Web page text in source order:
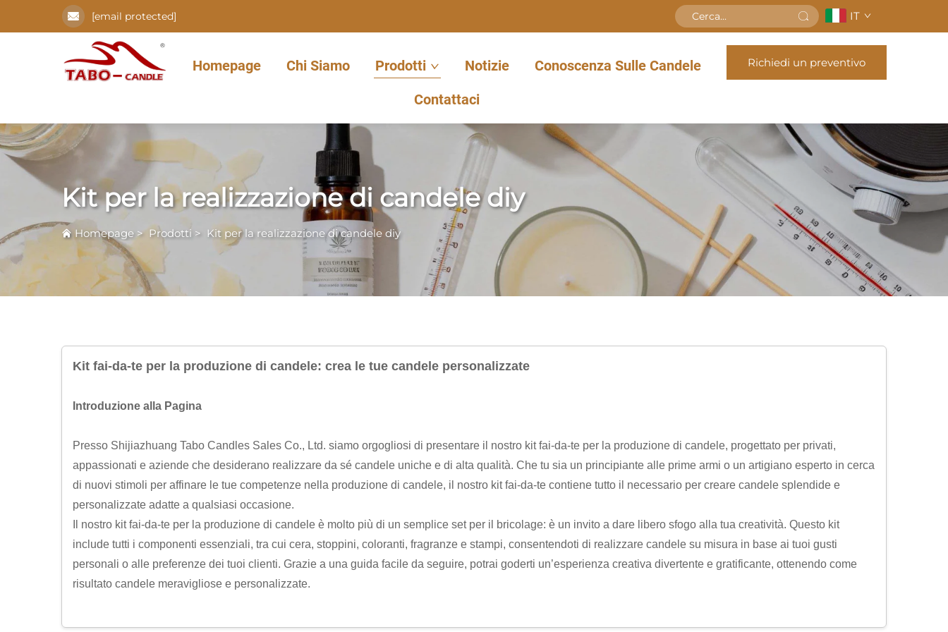
[email protected] IT
Homepage Chi Siamo Prodotti Notizie
Conoscenza Sulle Candele
Contattaci
Richiedi un preventivo
Kit per la realizzazione di candele diy
Homepage > Prodotti > Kit per la realizzazione di candele diy
Kit fai-da-te per la produzione di candele: crea le tue candele personalizzate
Introduzione alla Pagina
Presso Shijiazhuang Tabo Candles Sales Co., Ltd. siamo orgogliosi di presentare il nostro kit fai-da-te per la produzione di candele, progettato per privati,
appassionati e aziende che desiderano realizzare da sé candele uniche e di alta qualità. Che tu sia un principiante alle prime armi o un artigiano esperto in cerca
di nuovi stimoli per affinare le tue competenze nella produzione di candele, il nostro kit fai-da-te contiene tutto il necessario per creare candele splendide e
personalizzate adatte a qualsiasi occasione.
Il nostro kit fai-da-te per la produzione di candele è molto più di un semplice set per il bricolage: è un invito a dare libero sfogo alla tua creatività. Questo kit
include tutti i componenti essenziali, tra cui cera, stoppini, coloranti, fragranze e stampi, consentendoti di realizzare candele su misura in base ai tuoi gusti
personali o alle preferenze dei tuoi clienti. Grazie a una guida facile da seguire, potrai goderti un’esperienza creativa divertente e gratificante, ottenendo come
risultato candele meravigliose e personalizzate.